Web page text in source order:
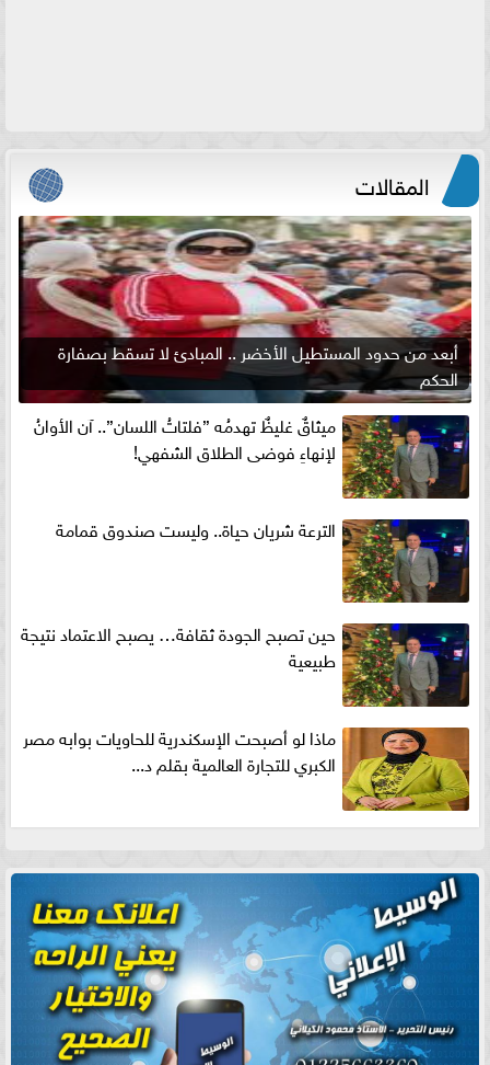
المقالات
أبعد من حدود المستطيل الأخضر .. المبادئ لا تسقط بصفارة
الحكم
ميثاقٌ غليظٌ تهدمُه ”فلتاتُ اللسان”.. آن الأوانُ
لإنهاءِ فوضى الطلاق الشفهي!
الترعة شريان حياة.. وليست صندوق قمامة
حين تصبح الجودة ثقافة… يصبح الاعتماد نتيجة
طبيعية
ماذا لو أصبحت الإسكندرية للحاويات بوابه مصر
الكبري للتجارة العالمية بقلم د...